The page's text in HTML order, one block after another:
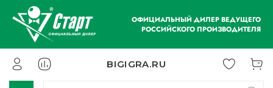
ОФИЦИАЛЬНЫЙ ДИЛЕР ВЕДУЩЕГО
РОССИЙСКОГО ПРОИЗВОДИТЕЛЯ
BIGIGRA.RU